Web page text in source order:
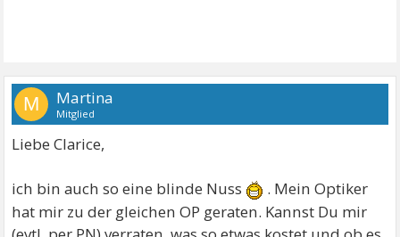
M Martina
Mitglied
Liebe Clarice,
ich bin auch so eine blinde Nuss
. Mein Optiker
hat mir zu der gleichen OP geraten. Kannst Du mir